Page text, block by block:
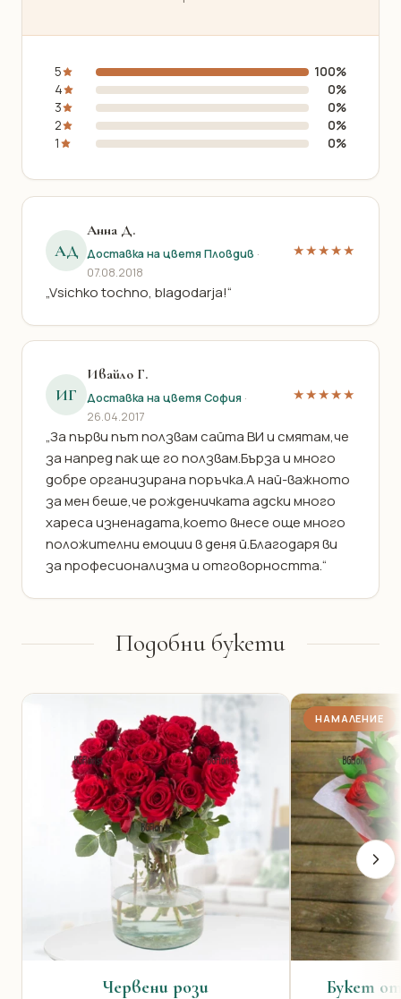
5
100%
4
0%
3
0%
2
0%
1
0%
АД
Анна Д.
Доставка на цветя Пловдив ·
07.08.2018
★★★★★
„Vsichko tochno, blagodarja!“
ИГ
Ивайло Г.
Доставка на цветя София ·
26.04.2017
★★★★★
„За първи път ползвам сайта ВИ и смятам,че
за напред пак ще го ползвам.Бърза и много
добре организирана поръчка.А най-важното
за мен беше,че рожденичката адски много
хареса изненадата,което внесе още много
положителни емоции в деня й.Благодаря ви
за професионализма и отговорността.“
Подобни букети
Червени рози
НАМАЛЕНИЕ
Букет